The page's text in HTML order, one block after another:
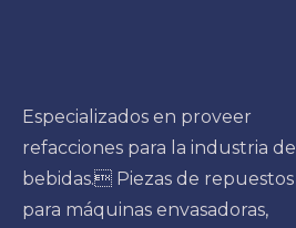
Especializados en proveer
refacciones para la industria de
bebidas. Piezas de repuestos
para máquinas envasadoras,